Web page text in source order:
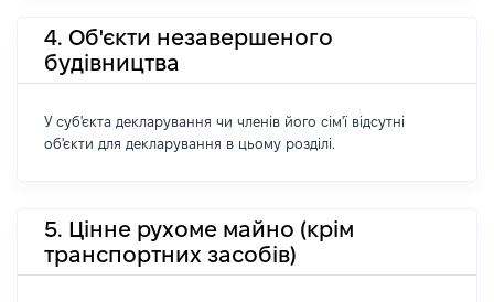
4. Об'єкти незавершеного
будівництва
У суб'єкта декларування чи членів його сім'ї відсутні
об'єкти для декларування в цьому розділі.
5. Цінне рухоме майно (крім
транспортних засобів)